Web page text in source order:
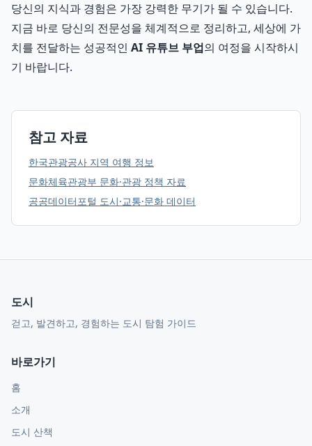
당신의 지식과 경험은 가장 강력한 무기가 될 수 있습니다.
지금 바로 당신의 전문성을 체계적으로 정리하고, 세상에 가
치를 전달하는 성공적인 AI 유튜브 부업의 여정을 시작하시
기 바랍니다.
참고 자료
한국관광공사 지역 여행 정보
문화체육관광부 문화·관광 정책 자료
공공데이터포털 도시·교통·문화 데이터
도시
걷고, 발견하고, 경험하는 도시 탐험 가이드
바로가기
홈
소개
도시 산책